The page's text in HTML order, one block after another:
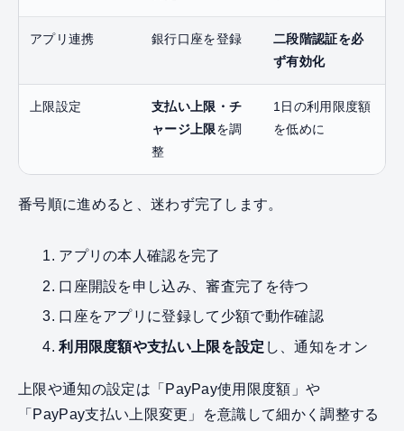
アプリ連携 銀行口座を登録
二段階認証を必
ず有効化
上限設定
支払い上限・チ
ャージ上限を調
整
1日の利用限度額
を低めに
番号順に進めると、迷わず完了します。
アプリの本人確認を完了
口座開設を申し込み、審査完了を待つ
口座をアプリに登録して少額で動作確認
利用限度額や支払い上限を設定 し、通知をオン
上限や通知の設定は「PayPay使用限度額」や
「PayPay支払い上限変更」を意識して細かく調整する